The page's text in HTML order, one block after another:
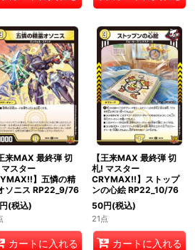
来MAX 最終弾 切
スター
】五憐の精
ソニス RP22_9/76
(税込)
カートに入れる
【王来MAX 最終弾 切
札! マスター
CRYMAX!!】ストップ
ンの心絵 RP22_10/76
50円(税込)
21点
カートに入れる